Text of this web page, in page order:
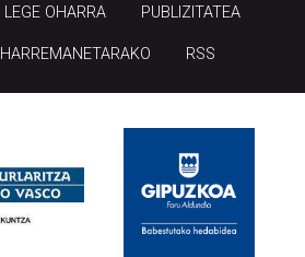
LEGE OHARRA PUBLIZITATEA
HARREMANETARAKO RSS